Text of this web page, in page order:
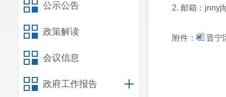
公示公告
政策解读
会议信息
政府工作报告
2. 邮箱：
附件： 晋宁